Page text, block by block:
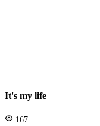
It's my life
167